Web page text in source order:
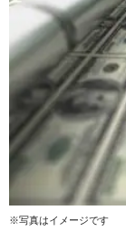
※写真はイメージです